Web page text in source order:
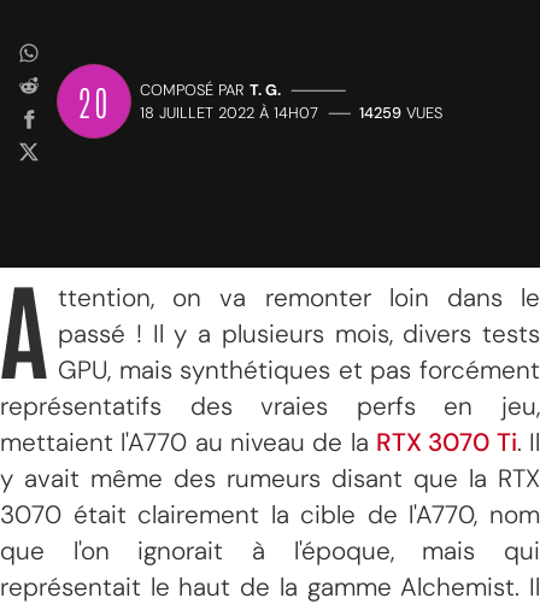
20 COMPOSÉ PAR T. G. —————
18 JUILLET 2022 À 14H07 —— 14259 VUES
A ttention, on va remonter loin dans le
passé ! Il y a plusieurs mois, divers tests
GPU, mais synthétiques et pas forcément
représentatifs des vraies perfs en jeu,
mettaient l'A770 au niveau de la RTX 3070 Ti. Il
y avait même des rumeurs disant que la RTX
3070 était clairement la cible de l'A770, nom
que l'on ignorait à l'époque, mais qui
représentait le haut de la gamme Alchemist. Il